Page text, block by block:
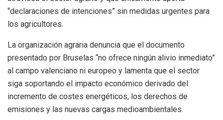
“declaraciones de intenciones” sin medidas urgentes para
los agricultores.
La organización agraria denuncia que el documento
presentado por Bruselas “no ofrece ningún alivio inmediato”
al campo valenciano ni europeo y lamenta que el sector
siga soportando el impacto económico derivado del
incremento de costes energéticos, los derechos de
emisiones y las nuevas cargas medioambientales.